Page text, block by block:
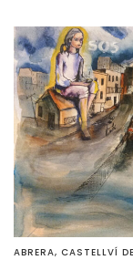
ABRERA, CASTELLVÍ